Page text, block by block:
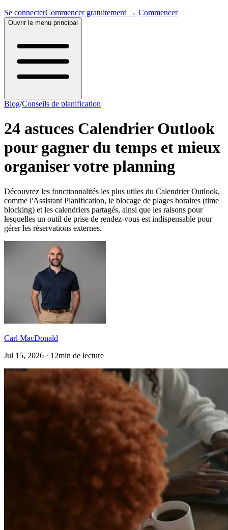
Se connecterCommencer gratuitement → Commencer
Ouvrir le menu principal
Blog/Conseils de planification
24 astuces Calendrier Outlook
pour gagner du temps et mieux
organiser votre planning
Découvrez les fonctionnalités les plus utiles du Calendrier Outlook,
comme l'Assistant Planification, le blocage de plages horaires (time
blocking) et les calendriers partagés, ainsi que les raisons pour
lesquelles un outil de prise de rendez-vous est indispensable pour
gérer les réservations externes.
Carl MacDonald
Jul 15, 2026 · 12min de lecture